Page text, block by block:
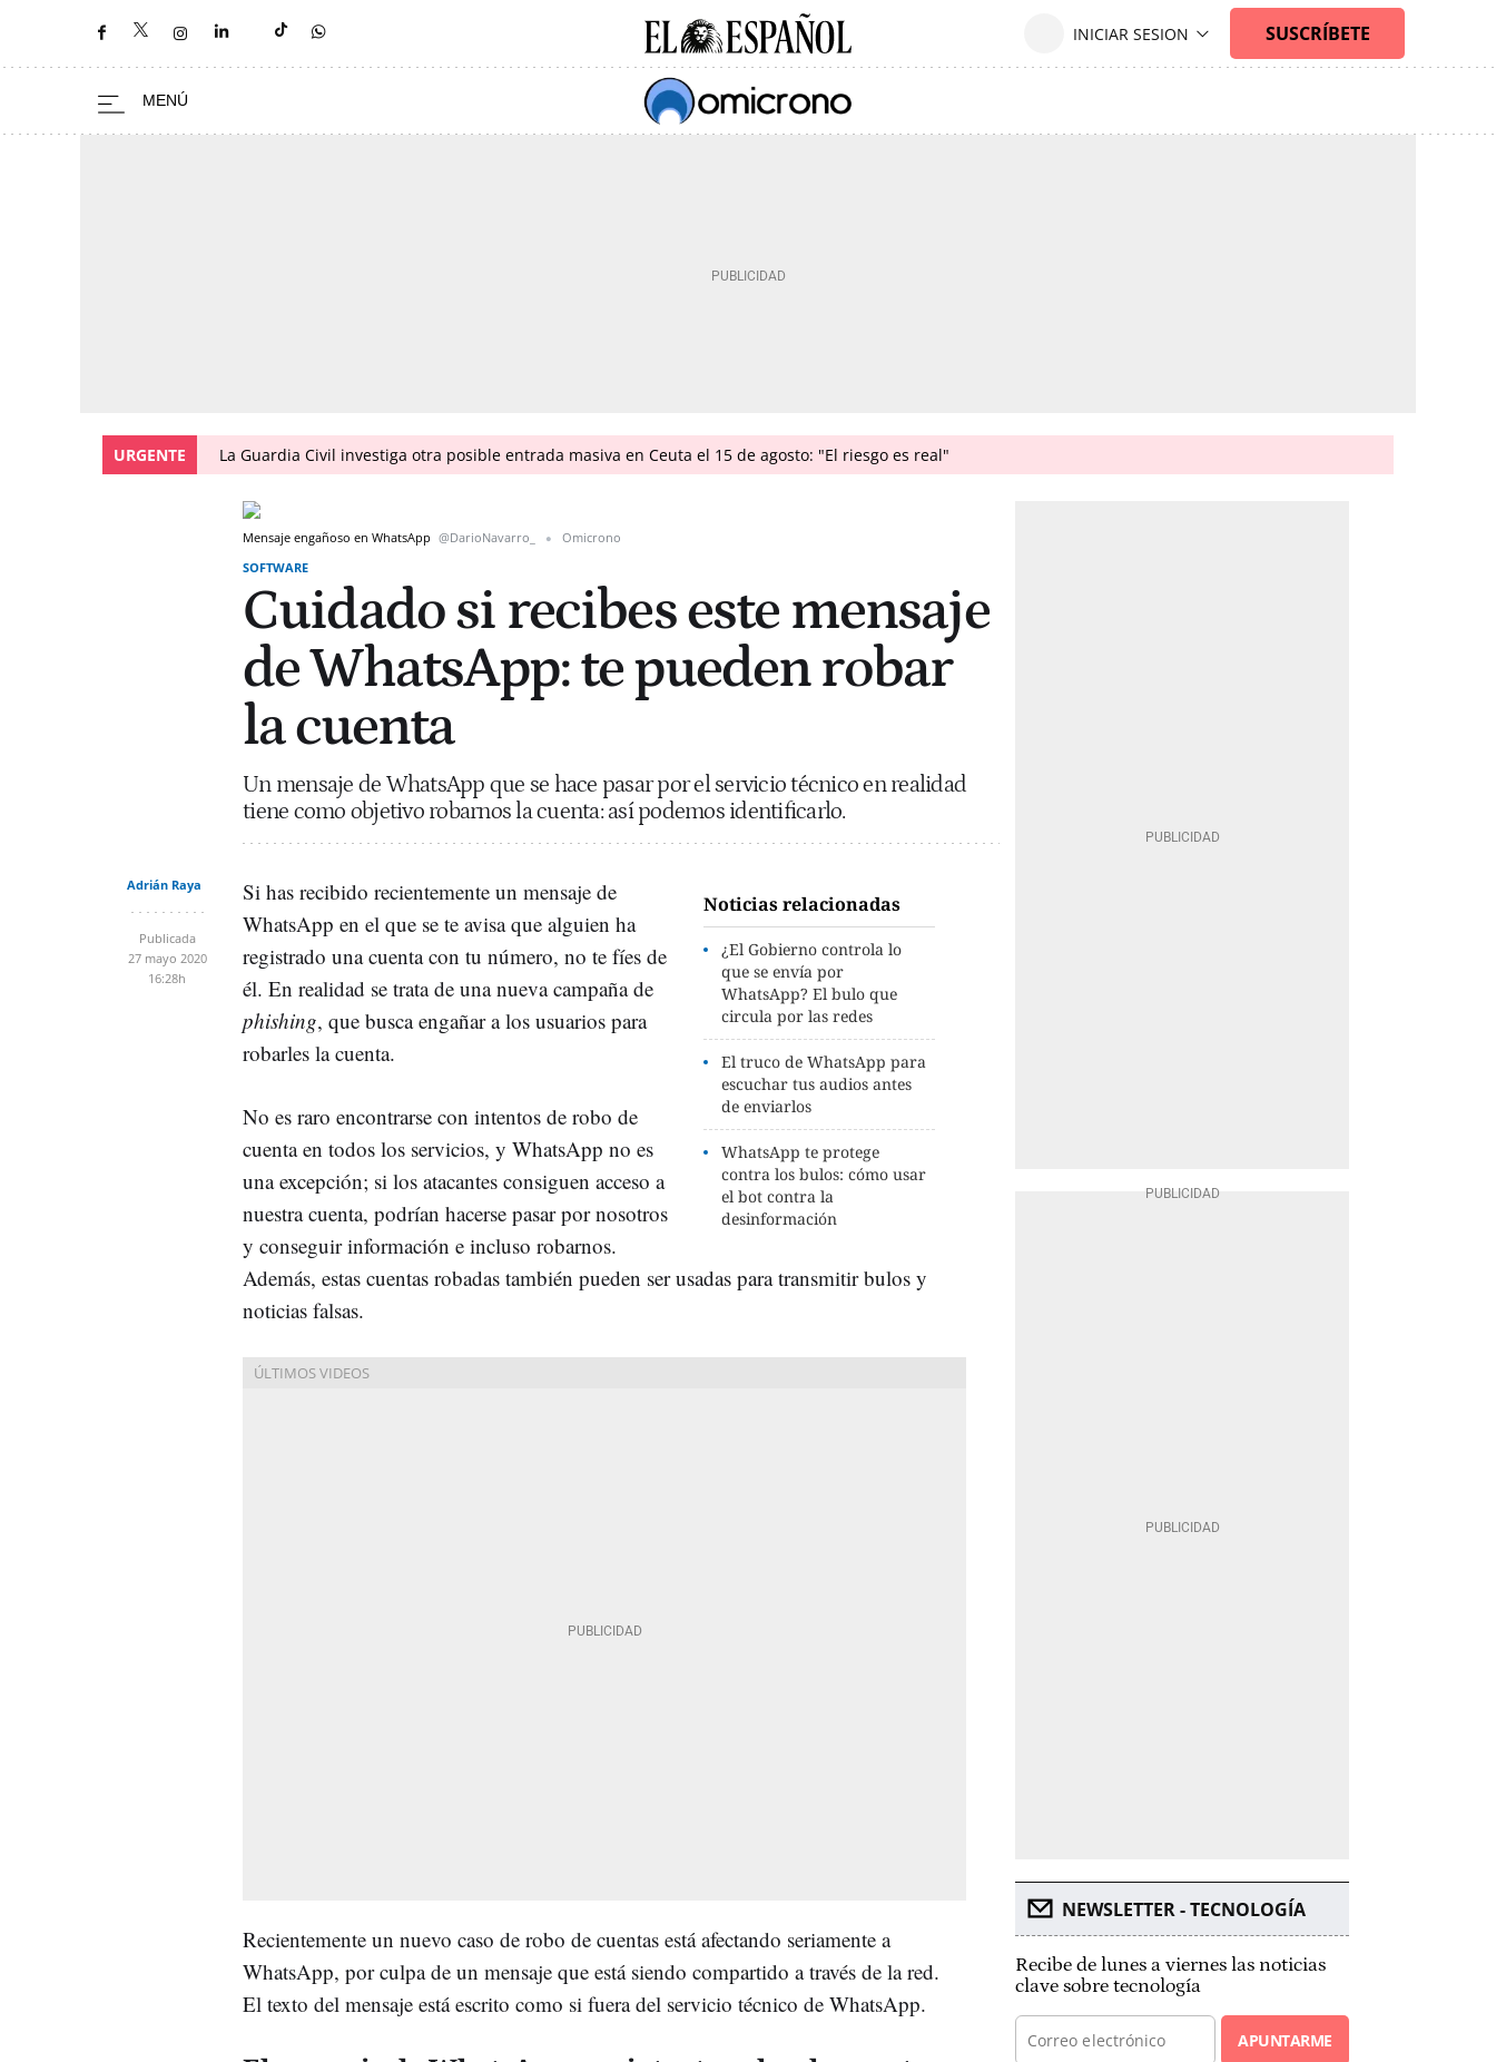
URGENTE La Guardia Civil investiga otra posible entrada masiva en Ceuta el 15 de agosto: "El riesgo es real"
Mensaje engañoso en WhatsApp @DarioNavarro_
Omicrono
SOFTWARE
Cuidado si recibes este mensaje
de WhatsApp: te pueden robar
la cuenta
Un mensaje de WhatsApp que se hace pasar por el servicio técnico en realidad
tiene como objetivo robarnos la cuenta: así podemos identificarlo.
Adrián Raya
Publicada
27 mayo 2020
16:28h
Noticias relacionadas
¿El Gobierno controla lo
que se envía por
WhatsApp? El bulo que
circula por las redes
El truco de WhatsApp para
escuchar tus audios antes
de enviarlos
WhatsApp te protege
contra los bulos: cómo usar
el bot contra la
desinformación
Si has recibido recientemente un mensaje de
WhatsApp en el que se te avisa que alguien ha
registrado una cuenta con tu número, no te fíes de
él. En realidad se trata de una nueva campaña de
phishing, que busca engañar a los usuarios para
robarles la cuenta.
No es raro encontrarse con intentos de robo de
cuenta en todos los servicios, y WhatsApp no es
una excepción; si los atacantes consiguen acceso a
nuestra cuenta, podrían hacerse pasar por nosotros
y conseguir información e incluso robarnos.
Además, estas cuentas robadas también pueden ser usadas para transmitir bulos y
noticias falsas.
Recientemente un nuevo caso de robo de cuentas está afectando seriamente a
WhatsApp, por culpa de un mensaje que está siendo compartido a través de la red.
El texto del mensaje está escrito como si fuera del servicio técnico de WhatsApp.
NEWSLETTER - TECNOLOGÍA
Recibe de lunes a viernes las noticias
clave sobre tecnología
APUNTARME